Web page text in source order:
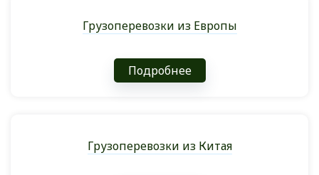
Грузоперевозки из Европы
Подробнее
Грузоперевозки из Китая